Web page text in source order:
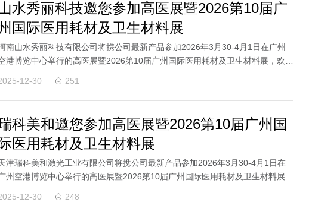
水秀丽科技邀您参加高医展暨2026第10届广
国际医用耗材及卫生材料展
南山水秀丽科技有限公司将携公司最新产品参加2026年3月30-4月1日在广州
港博览中心举行的高医展暨2026第10届广州国际医用耗材及卫生材料展，欢迎
12-30 251
科美和邀您参加高医展暨2026第10届广州国
际医用耗材及卫生材料展
津瑞科美和激光工业有限公司将携公司最新产品参加2026年3月30-4月1日在
州空港博览中心举行的高医展暨2026第10届广州国际医用耗材及卫生材料展，
12-30 248